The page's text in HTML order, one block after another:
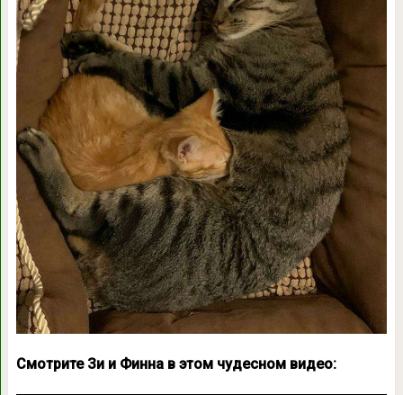
Смотрите Зи и Финна в этом чудесном видео: